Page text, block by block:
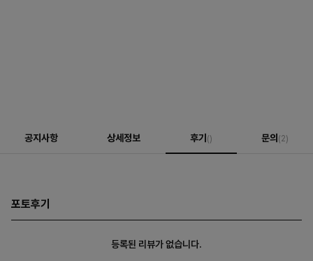
공지사항 상세정보 후기() 문의(2)
포토후기
등록된 리뷰가 없습니다.